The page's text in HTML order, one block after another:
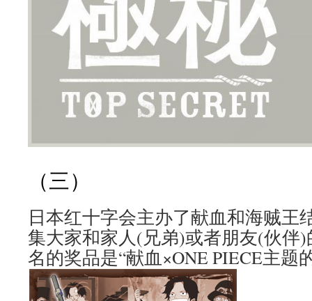
（三）
日本红十字会主办了献血和海贼王
集大家和家人(兄弟)或者朋友(伙伴
名的奖品是“献血×ONE PIECE主题